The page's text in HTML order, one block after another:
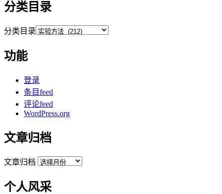
分类目录
分类目录
功能
登录
条目feed
评论feed
WordPress.org
文章归档
文章归档
个人风采